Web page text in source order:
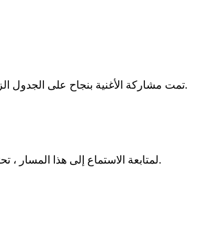
تمت مشاركة الأغنية بنجاح على الجدول الزمني الخاص بك.
لمتابعة الاستماع إلى هذا المسار ، تحتاج إلى شراء الأغنية.